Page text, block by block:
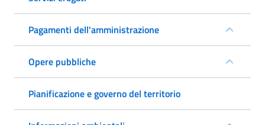
Pagamenti dell'amministrazione
Opere pubbliche
Pianificazione e governo del territorio